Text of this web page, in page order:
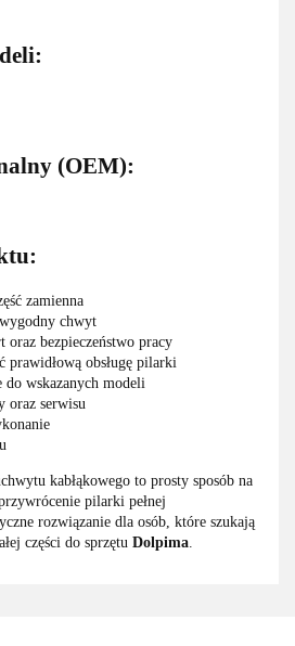
(OEM):
zamienna
chwyt
oraz bezpieczeństwo pracy
prawidłową obsługę pilarki
do wskazanych modeli
oraz serwisu
kabłąkowego to prosty sposób na
pilarki pełnej
rozwiązanie dla osób, które szukają
części do sprzętu Dolpima.